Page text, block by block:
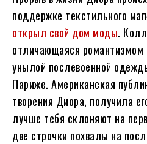
поддержке текстильного
открыл свой дом моды.
отличающаяся романтизмом
унылой послевоенной
Париже. Американская
творения Диора, получила
лучше тебя склоняют на
две строчки похвалы на